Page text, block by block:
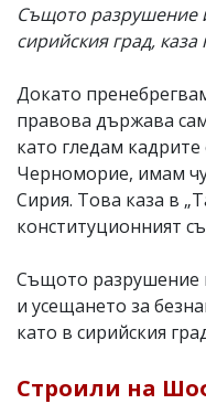
Същото разрушение
сирийския град,
Докато
правова държава
като гледам
Черноморие, имам
Сирия. Това каза в
конституционният
Същото разрушение
и усещането за
като в сирийския
Строили на